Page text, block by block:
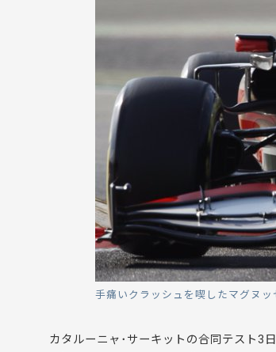
手痛いクラッシュを喫したマグヌッ
カタルーニャ･サーキットの合同テスト3